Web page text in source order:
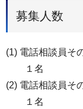
募集人数
(1) 電話相談員そ
１名
(2) 電話相談員そ
１名